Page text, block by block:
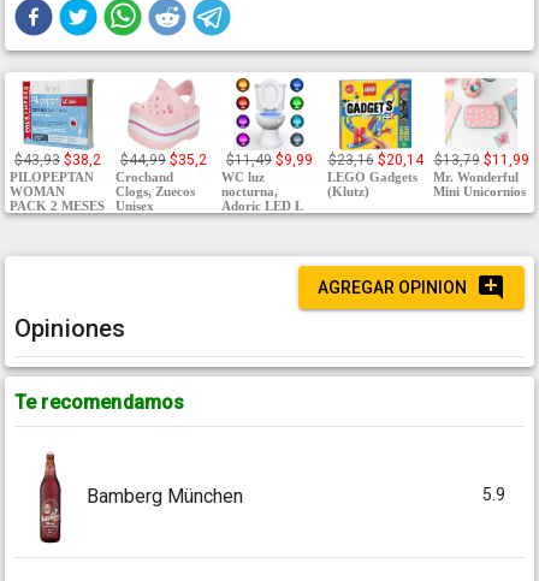
$43,93 $38,2
PILOPEPTAN
WOMAN
PACK 2 MESES
$44,99 $35,2
Crocband
Clogs, Zuecos
Unisex
$11,49 $9,99
WC luz
nocturna,
Adoric LED L
$23,16 $20,14
LEGO Gadgets
(Klutz)
$13,79 $11,99
Mr. Wonderful
Mini Unicornios
AGREGAR OPINION
Opiniones
Te recomendamos
Bamberg München 5.9